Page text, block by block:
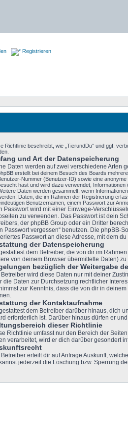
Registrieren
Richtlinie beschreibt, wie „TierundDu“ und ggf.
und Art der Datenspeicherung
Daten werden auf zwei verschiedene Arten
erstellt bei deinem Besuch des Boards
Nummer (Benutzer-ID) sowie eine
hast und wird dazu verwendet,
Daten werden gesammelt, wenn
Daten, die im Rahmen der Registrierung
Benutzernamen, einem Passwort zur
Passwort wird mit einer Einwege-
zu verwenden. Das Passwort ist dein
der phpBB Group oder ein Dritter
Passwort vergessen“ benutzen. Die phpBB-
Passwort an diese Adresse, mit dem
der Datenspeicherung
dem Betreiber, die von dir im
von deinem Browser übermittelte Daten)
bezüglich der Weitergabe
Betreiber wird diese Daten nur mit deiner
die Daten zur Durchsetzung rechtlicher
zur Kenntnis, dass die von dir in
der Kontaktaufnahme
dem Betreiber darüber hinaus, dich
erforderlich ist. Darüber hinaus dürfen er
dieser Richtlinie
Richtlinie umfasst nur den Bereich der
verarbeitet, wird er dich darüber gesondert
Betreiber erteilt dir auf Anfrage Auskunft,
jederzeit die Löschung bzw. Sperrung